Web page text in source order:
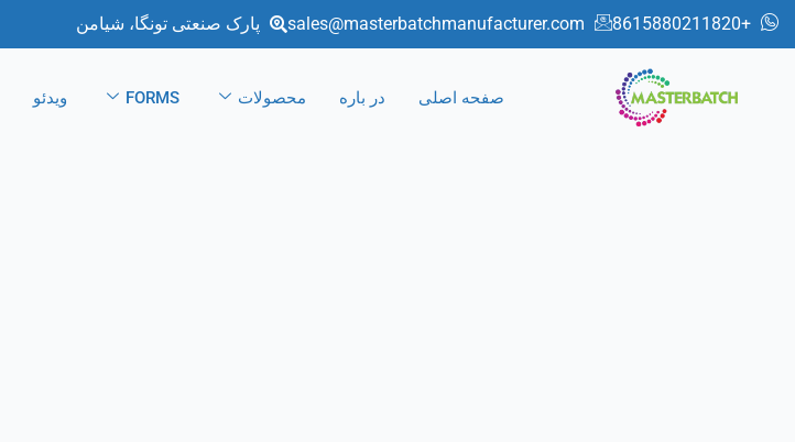
پرش +8615880211820
sales@masterbatchmanufacturer.com پارک صنعتی تونگا، شیامن
صفحه اصلی در باره محصولات FORMS ویدئو